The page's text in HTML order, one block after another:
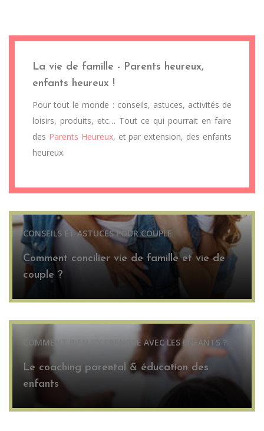
La vie de famille - Parents heureux,
enfants heureux !
Pour tout le monde : conseils, astuces, activités de
loisirs, produits, etc… Tout ce qui pourrait en faire
des Parents Heureux, et par extension, des enfants
heureux.
CONSEILS ET ASTUCES POUR COUPLE
Comment concilier vie de famille et vie de
couple ?
COMMENT BIEN S’Y PRENDRE AVEC LES ENFANTS ?
Le coaching parental & éducation des
enfants